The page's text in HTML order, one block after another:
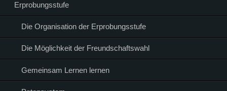
Erprobungsstufe
Die Organisation der Erprobungsstufe
Die Möglichkeit der Freundschaftswahl
Gemeinsam Lernen lernen